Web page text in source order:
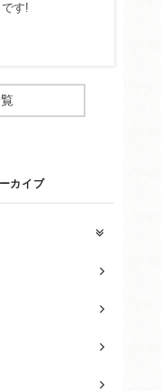
です!
カイブ